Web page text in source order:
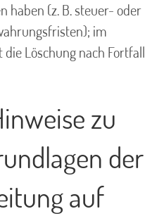
haben (z. B. steuer- oder
im
Löschung nach Fortfall
zu
der
auf